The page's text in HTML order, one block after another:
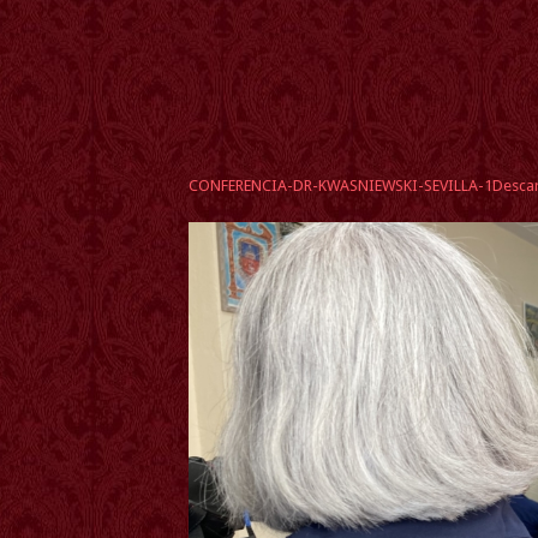
CONFERENCIA-DR-KWASNIEWSKI-SEVILLA-1